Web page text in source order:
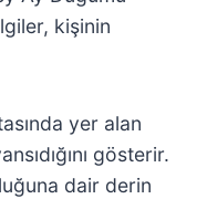
kişinin
yer alan
gösterir.
dair derin